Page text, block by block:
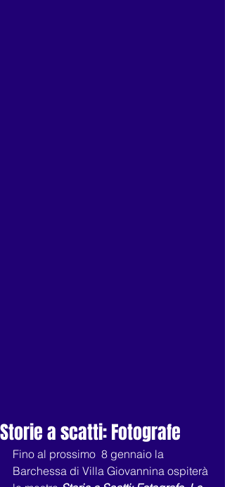
Storie a scatti: Fotografe
Fino al prossimo  8 gennaio la
Barchessa di Villa Giovannina ospiterà